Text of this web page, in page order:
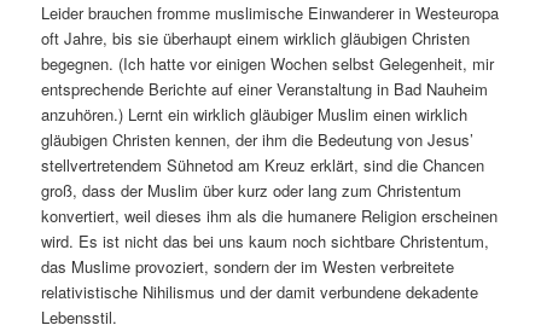
Leider brauchen fromme muslimische Einwanderer in Westeuropa
oft Jahre, bis sie überhaupt einem wirklich gläubigen Christen
begegnen. (Ich hatte vor einigen Wochen selbst Gelegenheit, mir
entsprechende Berichte auf einer Veranstaltung in Bad Nauheim
anzuhören.) Lernt ein wirklich gläubiger Muslim einen wirklich
gläubigen Christen kennen, der ihm die Bedeutung von Jesus’
stellvertretendem Sühnetod am Kreuz erklärt, sind die Chancen
groß, dass der Muslim über kurz oder lang zum Christentum
konvertiert, weil dieses ihm als die humanere Religion erscheinen
wird. Es ist nicht das bei uns kaum noch sichtbare Christentum,
das Muslime provoziert, sondern der im Westen verbreitete
relativistische Nihilismus und der damit verbundene dekadente
Lebensstil.